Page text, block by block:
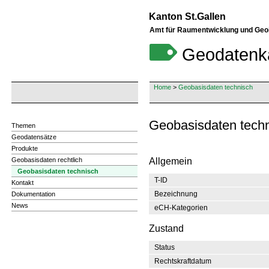
Kanton St.Gallen
Amt für Raumentwicklung und
Home > Geobasisdaten technisch
Themen
Geodatensätze
Produkte
Geobasisdaten rechtlich
Geobasisdaten technisch
Kontakt
Dokumentation
News
Geobasisdaten
Allgemein
T-ID
Bezeichnung
eCH-Kategorien
Zustand
Status
Rechtskraftdatum